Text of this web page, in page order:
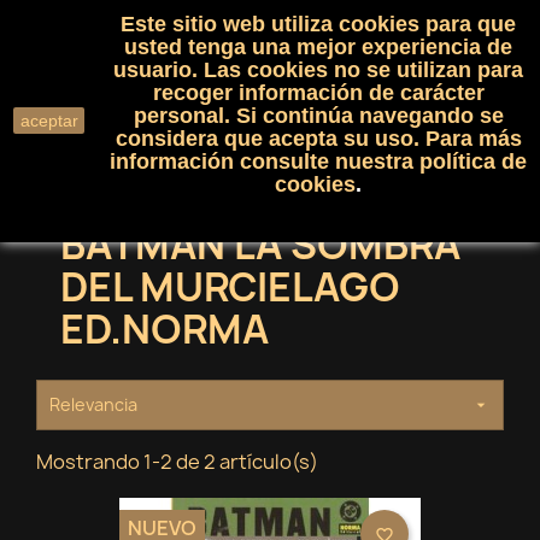
shopping_cart(0)

search
BATMAN LA SOMBRA
DEL MURCIELAGO
ED.NORMA
Relevancia 
Mostrando 1-2 de 2 artículo(s)
NUEVO favorite_border
aceptar
Este sitio web utiliza cookies para que
usted tenga una mejor experiencia de
usuario. Las cookies no se utilizan para
recoger información de carácter
personal. Si continúa navegando se
considera que acepta su uso. Para más
información consulte nuestra política de
cookies.